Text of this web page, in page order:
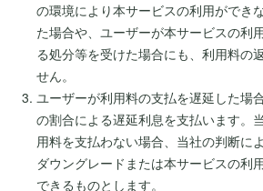
の環境により本サービスの利用ができ
た場合や、ユーザーが本サービスの利
る処分等を受けた場合にも、利用料の
せん。
ユーザーが利用料の支払を遅延した場
の割合による遅延利息を支払います。
用料を支払わない場合、当社の判断に
ダウングレードまたは本サービスの利
できるものとします。